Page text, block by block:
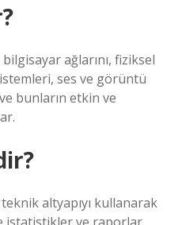
ağlarını, fiziksel
ses ve görüntü
bunların etkin ve
altyapıyı kullanarak